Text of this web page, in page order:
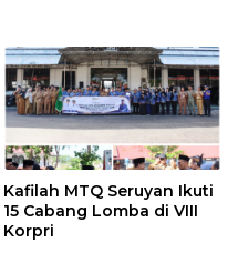
Kafilah MTQ Seruyan Ikuti
15 Cabang Lomba di VIII
Korpri